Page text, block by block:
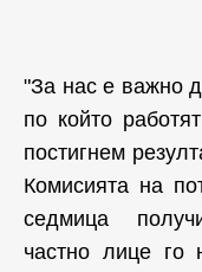
"За нас е важно
по който
постигнем
Комисията на
седмица
частно лице го